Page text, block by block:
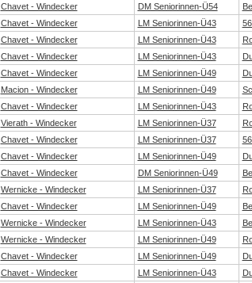
Chavet - Windecker DM Seniorinnen-Ü54
Chavet - Windecker LM Seniorinnen-Ü43
Chavet - Windecker LM Seniorinnen-Ü43
Chavet - Windecker LM Seniorinnen-Ü43
Chavet - Windecker LM Seniorinnen-Ü49
Macion - Windecker LM Seniorinnen-Ü49
Chavet - Windecker LM Seniorinnen-Ü43
Vierath - Windecker LM Seniorinnen-Ü37
Chavet - Windecker LM Seniorinnen-Ü37
Chavet - Windecker LM Seniorinnen-Ü49
Chavet - Windecker DM Seniorinnen-Ü49
Wernicke - Windecker LM Seniorinnen-Ü37
Chavet - Windecker LM Seniorinnen-Ü49
Wernicke - Windecker LM Seniorinnen-Ü43
Wernicke - Windecker LM Seniorinnen-Ü49
Chavet - Windecker LM Seniorinnen-Ü49
Chavet - Windecker LM Seniorinnen-Ü43